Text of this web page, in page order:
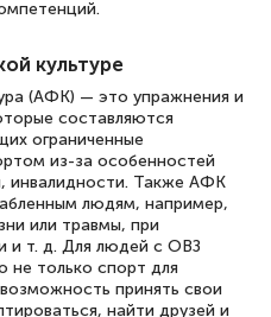
культуре
(АФК) — это упражнения и
составляются
ограниченные
из-за особенностей
инвалидности. Также АФК
людям, например,
или травмы, при
и т. д. Для людей с ОВЗ
не только спорт для
принять свои
найти друзей и